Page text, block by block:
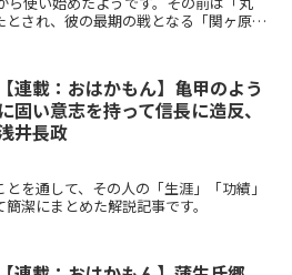
され、彼の最期の戦となる「関ヶ原の
【連載：おはかもん】亀甲のよう
に固い意志を持って信長に造反、
井長政
を通して、その人の「生涯」「功績」
潔にまとめた解説記事です。